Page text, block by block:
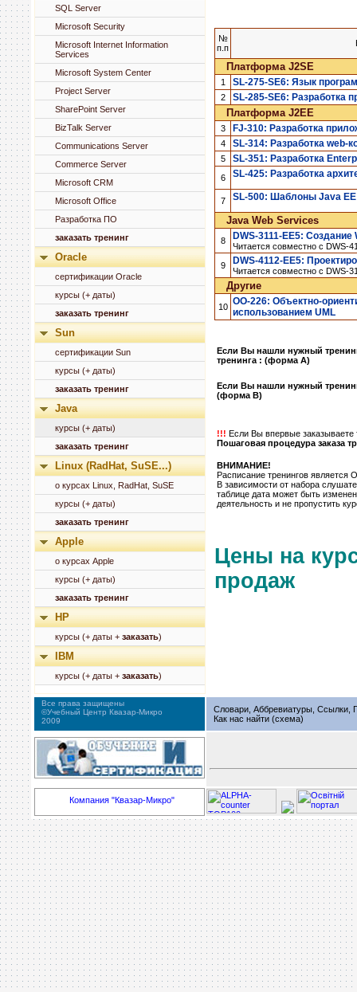
SQL Server
Microsoft Security
Microsoft Internet Information
Services
Microsoft System Center
Project Server
SharePoint Server
BizTalk Server
Communications Server
Commerce Server
Microsoft CRM
Microsoft Office
Разработка ПО
заказать тренинг
Oracle
сертификации Oracle
курсы (+ даты)
заказать тренинг
Sun
сертификации Sun
курсы (+ даты)
заказать тренинг
Java
курсы (+ даты)
заказать тренинг
Linux (RadHat, SuSE...)
о курсах Linux, RadHat, SuSE
курсы (+ даты)
заказать тренинг
Apple
о курсах Apple
курсы (+ даты)
заказать тренинг
HP
курсы (+ даты + заказать)
IBM
курсы (+ даты + заказать)
№
п.п
Платформа J2SE
1 SL-275-SE6: Язык
2 SL-285-SE6: Разработка
Платформа J2EE
3 FJ-310: Разработка
4 SL-314: Разработка web-
5 SL-351: Разработка
6 SL-425: Разработка
7 SL-500: Шаблоны Java EE
Java Web Services
8 DWS-3111-EE5:
Читается совместно с DWS-
9
DWS-4112-EE5:
Читается совместно с DWS-
Другие
10 OO-226: Объектно-
использованием UML
Если Вы нашли нужный
тренинга : (форма А)
Если Вы нашли нужный
(форма B)
!!! Если Вы впервые заказываете
Пошаговая процедура заказа
ВНИМАНИЕ!
Расписание тренингов
В зависимости от набора
таблице дата может быть
деятельность и не пропустить
Цены на
продаж
Все права защищены
©Учебный Центр Квазар-Микро
2009
Словари, Аббревиатуры, Ссылки,
Как нас найти (схема)
Компания "Квазар-Микро"